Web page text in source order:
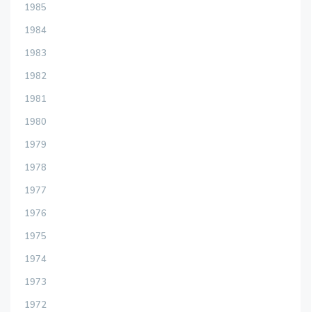
1985
1984
1983
1982
1981
1980
1979
1978
1977
1976
1975
1974
1973
1972